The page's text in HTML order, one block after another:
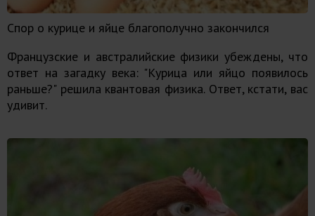
Спор о курице и яйце благополучно закончился
Французские и австралийские физики убеждены, что
ответ на загадку века: "Курица или яйцо появилось
раньше?" решила квантовая физика. Ответ, кстати, вас
удивит.